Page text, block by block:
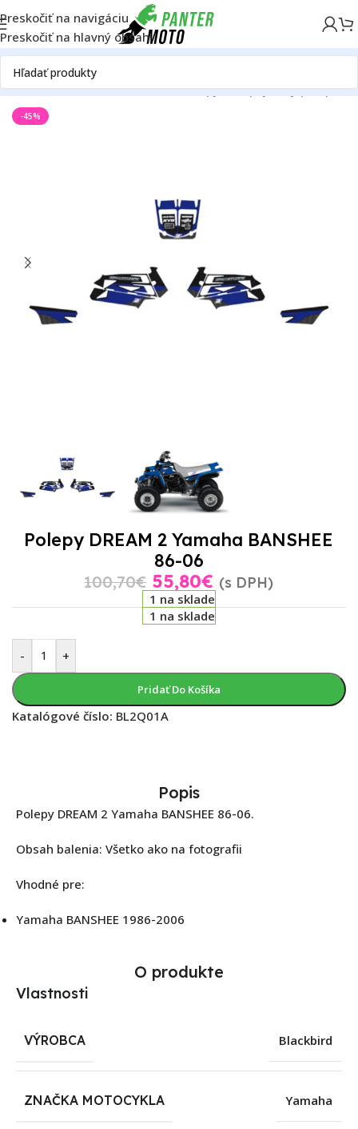
Preskočiť na navigáciu
Preskočiť na hlavný obsah
ATV/UTVOstatné - ATV/UTVPolepy/nálepkySady polepov
-45%
Polepy DREAM 2 Yamaha BANSHEE
86-06
100,70€ 55,80€ (s DPH)
1 na sklade
1 na sklade
- +
Pridať Do Košíka
Katalógové číslo: BL2Q01A
Popis
Polepy DREAM 2 Yamaha BANSHEE 86-06.
Obsah balenia: Všetko ako na fotografii
Vhodné pre:
Yamaha BANSHEE 1986-2006
O produkte
Vlastnosti
VÝROBCA Blackbird
ZNAČKA MOTOCYKLA Yamaha